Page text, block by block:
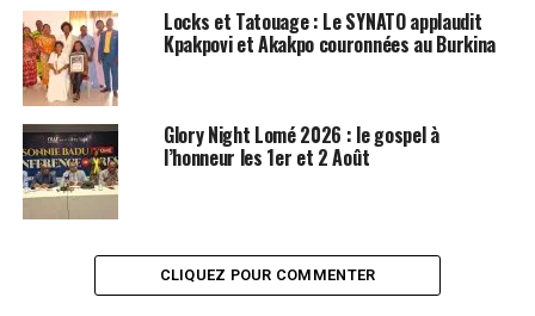
Locks et Tatouage : Le SYNATO applaudit
Kpakpovi et Akakpo couronnées au Burkina
Glory Night Lomé 2026 : le gospel à
l’honneur les 1er et 2 Août
CLIQUEZ POUR COMMENTER